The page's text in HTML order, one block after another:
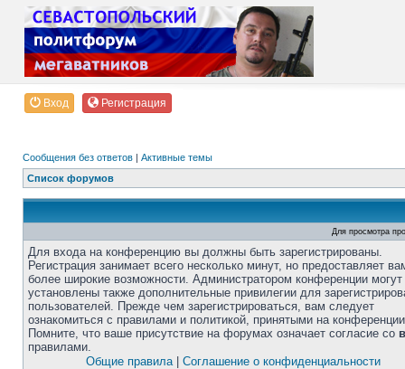
Вход Регистрация
Сообщения без ответов | Активные темы
Список форумов
Для просмотра
Для входа на конференцию вы должны быть зарегистрированы.
Регистрация занимает всего несколько минут, но предоставляет
более широкие возможности. Администратором конференции
установлены также дополнительные привилегии для
пользователей. Прежде чем зарегистрироваться, вам следует
ознакомиться с правилами и политикой, принятыми на
Помните, что ваше присутствие на форумах означает согласие со
правилами.
Общие правила| Соглашение о конфиденциальности